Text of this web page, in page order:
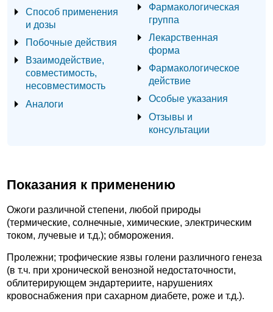
Способ применения
и дозы
Побочные действия
Взаимодействие,
совместимость,
несовместимость
Аналоги
Фармакологическая
группа
Лекарственная
форма
Фармакологическое
действие
Особые указания
Отзывы и
консультации
Показания к применению
Ожоги различной степени, любой природы
(термические, солнечные, химические, электрическим
током, лучевые и т.д.); обморожения.
Пролежни; трофические язвы голени различного генеза
(в т.ч. при хронической венозной недостаточности,
облитерирующем эндартериите, нарушениях
кровоснабжения при сахарном диабете, роже и т.д.).